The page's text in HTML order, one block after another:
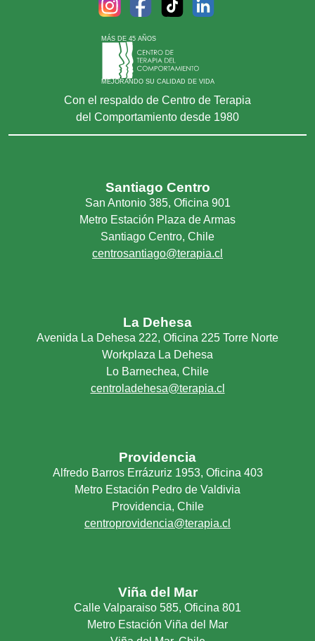
MÁS DE 45 AÑOS
MEJORANDO SU CALIDAD DE VIDA
Con el respaldo de Centro de Terapia
del Comportamiento desde 1980
Santiago Centro
San Antonio 385, Oficina 901
Metro Estación Plaza de Armas
Santiago Centro, Chile
centrosantiago@terapia.cl
La Dehesa
Avenida La Dehesa 222, Oficina 225 Torre Norte
Workplaza La Dehesa
Lo Barnechea, Chile
centroladehesa@terapia.cl
Providencia
Alfredo Barros Errázuriz 1953, Oficina 403
Metro Estación Pedro de Valdivia
Providencia, Chile
centroprovidencia@terapia.cl
Viña del Mar
Calle Valparaiso 585, Oficina 801
Metro Estación Viña del Mar